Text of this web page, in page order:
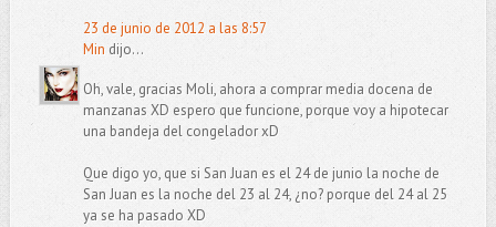
23 de junio de 2012 a las 8:57
Min dijo...
Oh, vale, gracias Moli, ahora a comprar media docena de
manzanas XD espero que funcione, porque voy a hipotecar
una bandeja del congelador xD
Que digo yo, que si San Juan es el 24 de junio la noche de
San Juan es la noche del 23 al 24, ¿no? porque del 24 al 25
ya se ha pasado XD